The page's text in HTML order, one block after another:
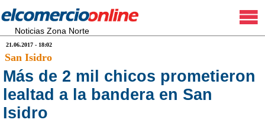
Noticias Zona Norte
21.06.2017 - 18:02
San Isidro
Más de 2 mil chicos prometieron
lealtad a la bandera en San
Isidro